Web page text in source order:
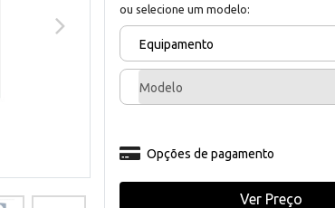
ou selecione um modelo:
Equipamento
Modelo
Opções de pagamento
Ver Preço